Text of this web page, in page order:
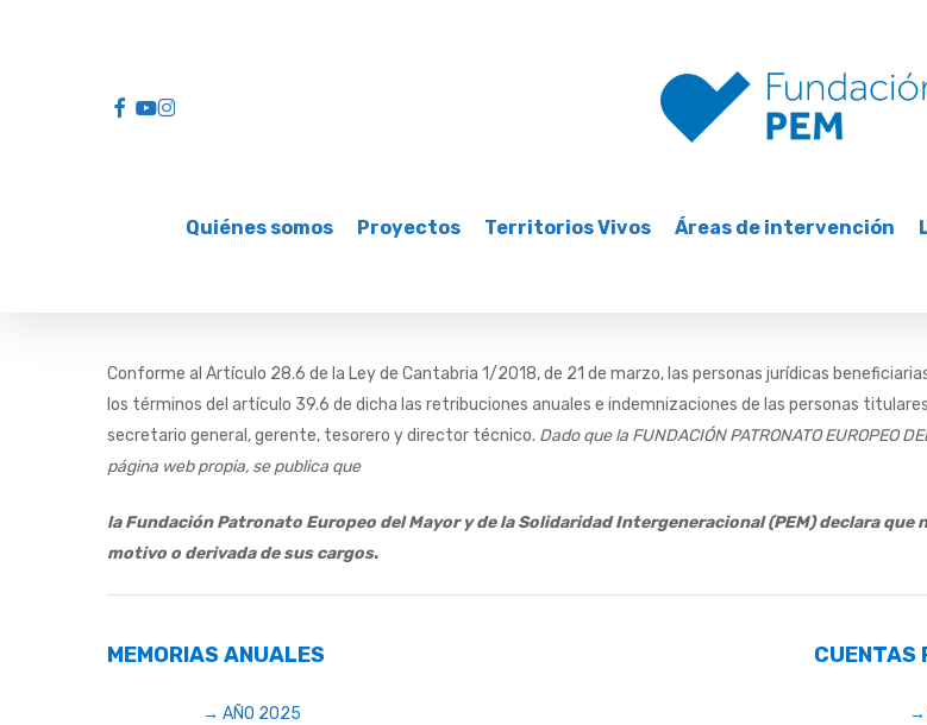
facebook
youtube
instagram
Quiénes somos Proyectos Territorios Vivos Áreas de intervención
Conforme al Artículo 28.6 de la Ley de Cantabria 1/2018, de 21 de marzo, las personas jurídicas
los términos del artículo 39.6 de dicha las retribuciones anuales e indemnizaciones de las personas
secretario general, gerente, tesorero y director técnico. Dado que la FUNDACIÓN PATRONATO EUROPEO
página web propia, se publica que
la Fundación Patronato Europeo del Mayor y de la Solidaridad Intergeneracional (PEM) declara
motivo o derivada de sus cargos.
MEMORIAS ANUALES
→ AÑO 2025
CUENTAS
→